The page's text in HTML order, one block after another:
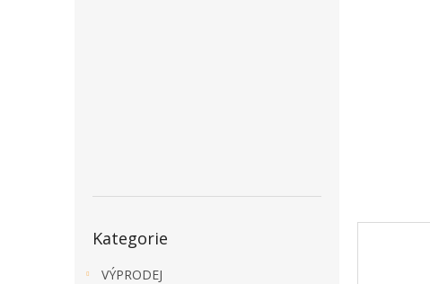
kategorie
Kategorie
VÝPRODEJ